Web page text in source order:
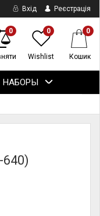
Вхід Реєстрація
0 0
Wishlist
0
Кошик
НАБОРЫ